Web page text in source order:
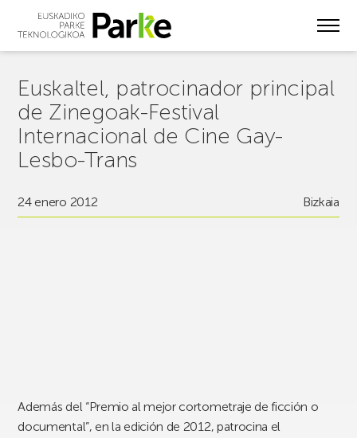
Euskaltel, patrocinador principal
de Zinegoak-Festival
Internacional de Cine Gay-
Lesbo-Trans
24 enero 2012 Bizkaia
Además del “Premio al mejor cortometraje de ficción o
documental”, en la edición de 2012, patrocina el